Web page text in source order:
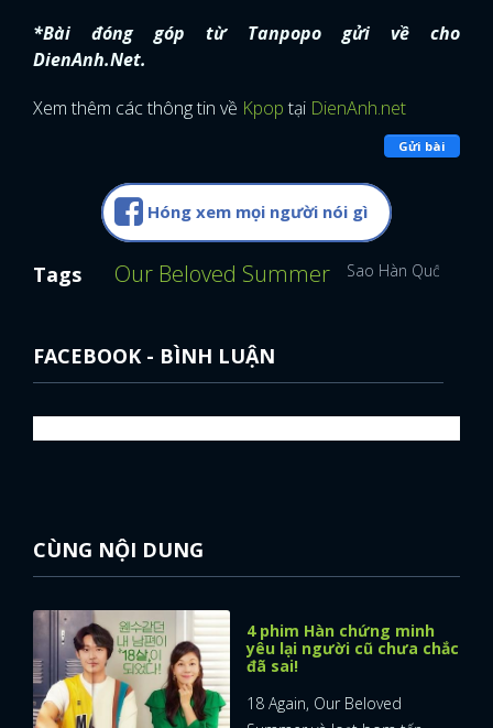
ĐĂNG NHẬP
*Bài đóng góp từ Tanpopo gửi về cho
DienAnh.Net.
Xem thêm các thông tin về Kpop tại DienAnh.net
Gửi bài
Hóng xem mọi người nói gì
Tags Our Beloved Summer Sao Hàn Quốc
FACEBOOK - BÌNH LUẬN
CÙNG NỘI DUNG
4 phim Hàn chứng minh
yêu lại người cũ chưa chắc
đã sai!
18 Again, Our Beloved